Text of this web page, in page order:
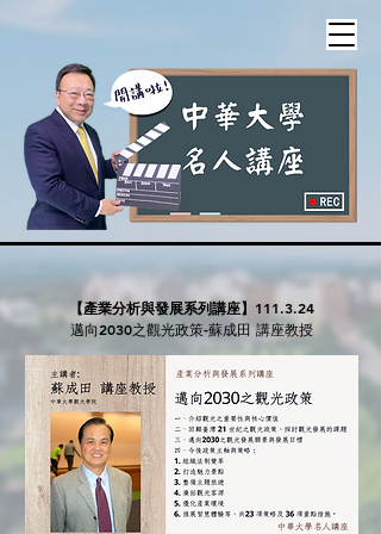
【產業分析與發展系列講座】 111.3.24
邁向2030之觀光政策-蘇成田 講座教授